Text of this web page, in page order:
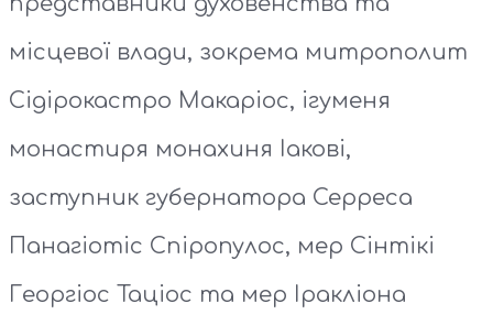
місцевої влади, зокрема митрополит
Сідірокастро Макаріос, ігуменя
монастиря монахиня Іакові,
заступник губернатора Серреса
Панагіотіс Спіропулос, мер Сінтікі
Георгіос Таціос та мер Іракліона